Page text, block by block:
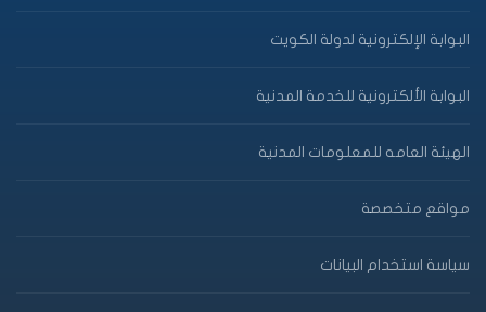
البوابة الإلكترونية لدولة الكويت
البوابة الألكترونية للخدمة المدنية
الهيئة العامه للمعلومات المدنية
مواقع متخصصة
سياسة استخدام البيانات